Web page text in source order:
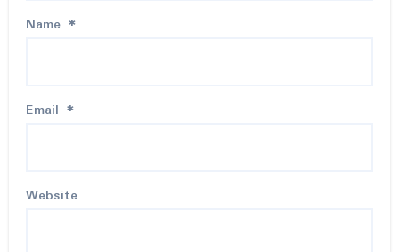
Name *
Email *
Website